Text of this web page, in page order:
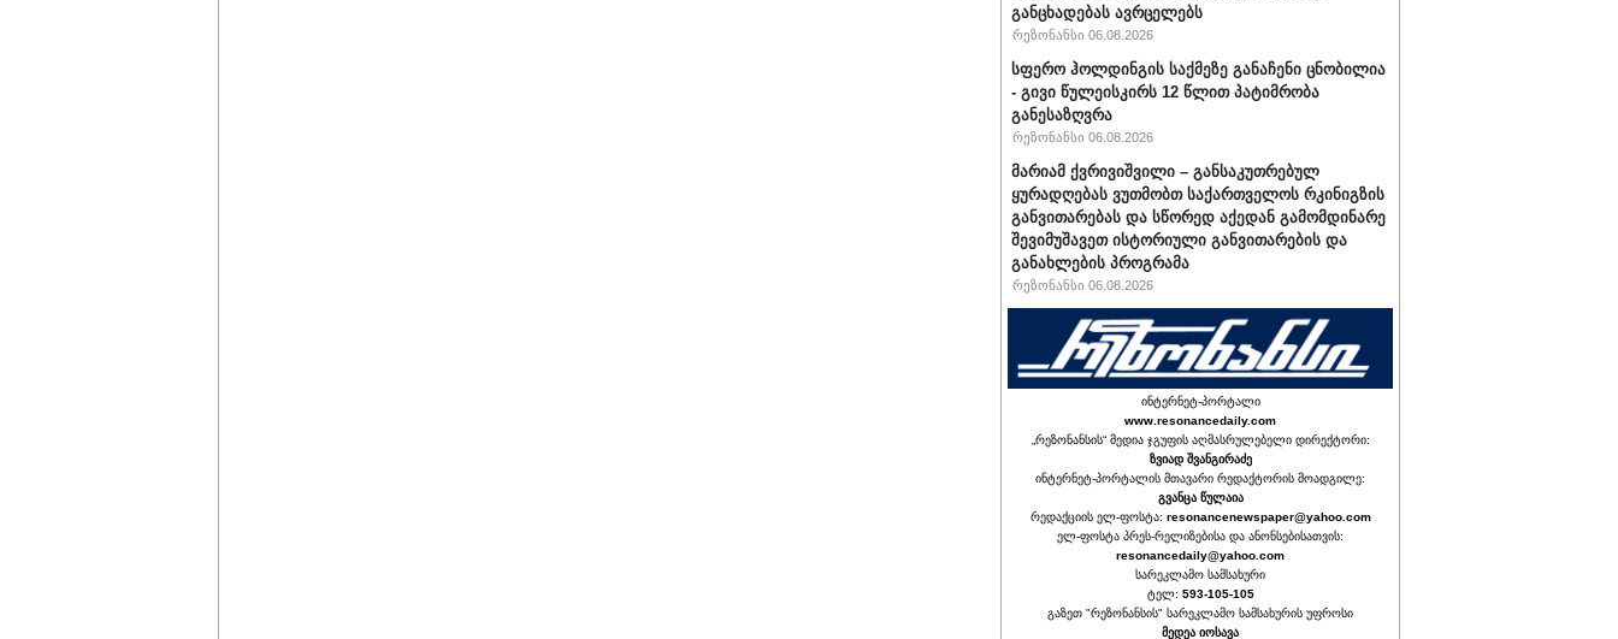
განცხადებას ავრცელებს
რეზონანსი 06.08.2026
სფერო ჰოლდინგის საქმეზე განაჩენი ცნობილია
- გივი წულეისკირს 12 წლით პატიმრობა
განესაზღვრა
რეზონანსი 06.08.2026
მარიამ ქვრივიშვილი – განსაკუთრებულ
ყურადღებას ვუთმობთ საქართველოს რკინიგზის
განვითარებას და სწორედ აქედან გამომდინარე
შევიმუშავეთ ისტორიული განვითარების და
განახლების პროგრამა
რეზონანსი 06.08.2026
ინტერნეტ-პორტალი
www.resonancedaily.com
„რეზონანსის“ მედია ჯგუფის აღმასრულებელი დირექტორი:
ზვიად შვანგირაძე
ინტერნეტ-პორტალის მთავარი რედაქტორის მოადგილე:
გვანცა წულაია
რედაქციის ელ-ფოსტა: resonancenewspaper@yahoo.com
ელ-ფოსტა პრეს-რელიზებისა და ანონსებისათვის:
resonancedaily@yahoo.com
სარეკლამო სამსახური
ტელ: 593-105-105
გაზეთ "რეზონანსის" სარეკლამო სამსახურის უფროსი
მედეა იოსავა